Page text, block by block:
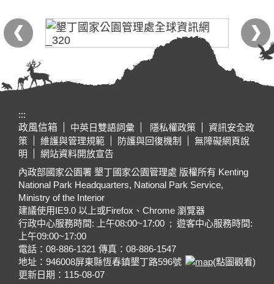
:::
政風信箱
中英日雙語詞彙 隱私權政策
資訊安全政
策
維護與管理規範 防護與回復機制
無障礙網頁說
明
網站資料開放宣告
內政部國家公園署 墾丁國家公園管理處 版權所有 Kenting
National Park Headquarters, National Park Service,
Ministry of the Interior
建議使用IE9.0 以上或Firefox、Chrome 瀏覽器
行政中心服務時間: 上午08:00~17:00 ; 遊客中心服務時間:
上午09:00~17:00
電話：08-886-1321 傳真：08-886-1547
地址：946008屏東縣恆春鎮墾丁路596號
(點圖觀看)
更新日期： 115-08-07